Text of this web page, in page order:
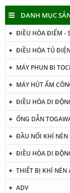
DANH MỤC
ĐIỀU HÒA ĐIỂM -
ĐIỀU HÒA TỦ
MÁY PHUN BI
MÁY HÚT ẨM
ĐIỀU HÒA DI
ỐNG DẪN
ĐẦU NỐI KHÍ NÉN
ĐIỀU HÒA DI
THIẾT BỊ KHÍ NÉN
ADV